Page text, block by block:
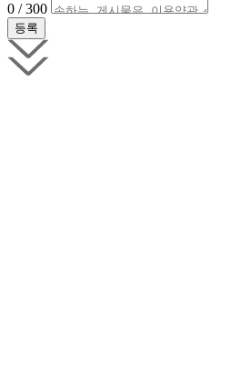
0 / 300